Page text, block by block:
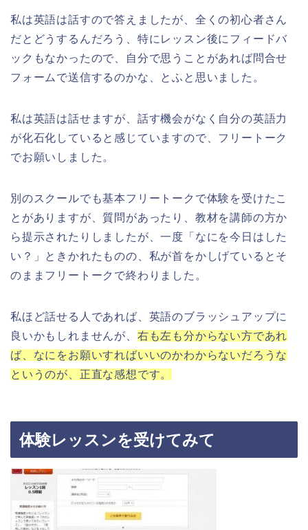
私は英語は話すので答えましたが、全くの初心者さん
だとどうするんだろう、特にレッスン後にフィードバ
ックもなかったので、自分で思うことがあれば問合せ
フォームで送信するのかな、とふと思いました。
私は英語は話せますが、話す機会がなく自分の英語力
が化石化していると感じていますので、フリートーク
でお願いしました。
別のスクールでも基本フリートークで体験を受けたこ
とがありますが、質問があったり、教材を講師の方か
ら提示されたりしましたが、一度「なにを今日はした
い？」ときかれたものの、私が首をかしげているとそ
のままフリートークで終わりました。
私ほど話せる人であれば、英語のブラッシュアップに
良いかもしれませんが、 右も左も分からない方であれ
ば、なにをお願いすればいいのかわからないだろうな
というのが、正直な感想です。
体験レッスンを受けてみて